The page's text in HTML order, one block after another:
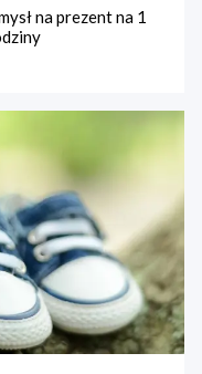
na prezent na 1